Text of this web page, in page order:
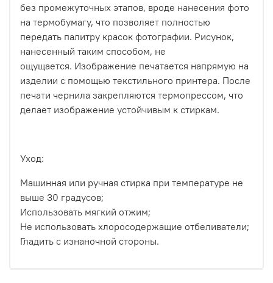
без промежуточных этапов, вроде нанесения фото
на термобумагу, что позволяет полностью
передать палитру красок фотографии. Рисунок,
нанесенный таким способом, не
ощущается. Изображение печатается напрямую на
изделии с помощью текстильного принтера. После
печати чернила закрепляются термопрессом, что
делает изображение устойчивым к стиркам.
Уход:
Машинная или ручная стирка при температуре не
выше 30 градусов;
Использовать мягкий отжим;
Не использовать хлоросодержащие отбеливатели;
Гладить с изнаночной стороны.